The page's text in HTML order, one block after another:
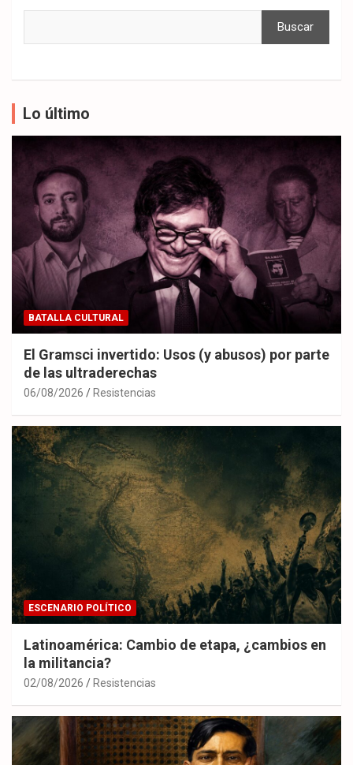
Buscar
Lo último
BATALLA CULTURAL
El Gramsci invertido: Usos (y abusos) por parte
de las ultraderechas
06/08/2026 Resistencias
ESCENARIO POLÍTICO
Latinoamérica: Cambio de etapa, ¿cambios en
la militancia?
02/08/2026 Resistencias